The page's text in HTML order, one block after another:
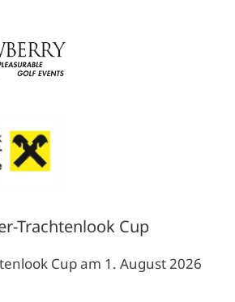
Trachtenlook Cup
Cup am 1. August 2026